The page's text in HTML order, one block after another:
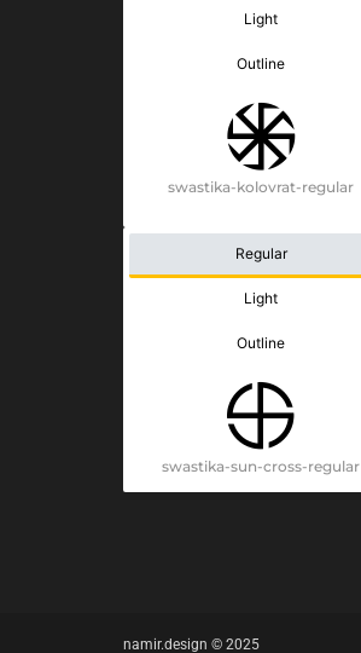
Light
Outline
swastika-kolovrat-regular
Regular
Light
Outline
swastika-sun-cross-regular
namir.design © 2025